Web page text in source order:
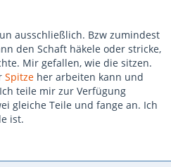
ausschließlich. Bzw zumindest
den Schaft häkele oder stricke,
Mir gefallen, wie die sitzen.
Spitze her arbeiten kann und
teile mir zur Verfügung
gleiche Teile und fange an. Ich
ist.